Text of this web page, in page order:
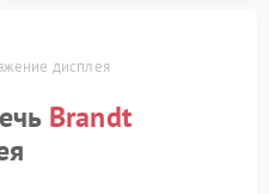
дисплея
Brandt